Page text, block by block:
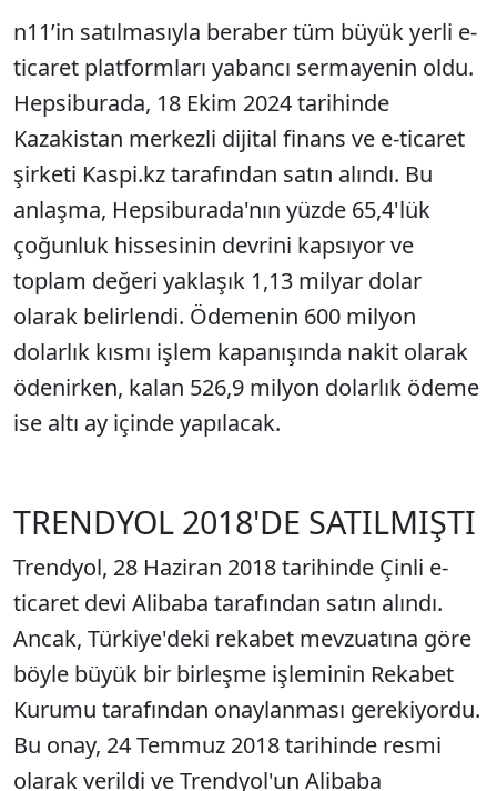
n11’in satılmasıyla beraber tüm büyük yerli e-
ticaret platformları yabancı sermayenin oldu.
Hepsiburada, 18 Ekim 2024 tarihinde
Kazakistan merkezli dijital finans ve e-ticaret
şirketi Kaspi.kz tarafından satın alındı. Bu
anlaşma, Hepsiburada'nın yüzde 65,4'lük
çoğunluk hissesinin devrini kapsıyor ve
toplam değeri yaklaşık 1,13 milyar dolar
olarak belirlendi. Ödemenin 600 milyon
dolarlık kısmı işlem kapanışında nakit olarak
ödenirken, kalan 526,9 milyon dolarlık ödeme
ise altı ay içinde yapılacak.
TRENDYOL 2018'DE SATILMIŞTI
Trendyol, 28 Haziran 2018 tarihinde Çinli e-
ticaret devi Alibaba tarafından satın alındı.
Ancak, Türkiye'deki rekabet mevzuatına göre
böyle büyük bir birleşme işleminin Rekabet
Kurumu tarafından onaylanması gerekiyordu.
Bu onay, 24 Temmuz 2018 tarihinde resmi
olarak verildi ve Trendyol'un Alibaba